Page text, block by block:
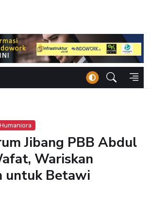
Humaniora
Jibang PBB Abdul
Wariskan
untuk Betawi